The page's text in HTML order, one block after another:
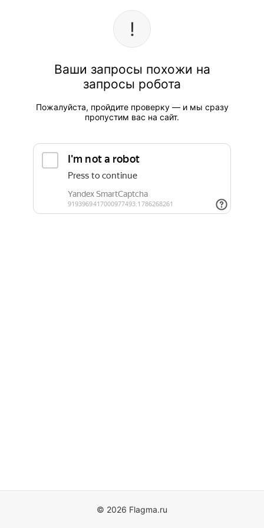
Ваши запросы похожи на
запросы робота
Пожалуйста, пройдите проверку — и мы сразу
пропустим вас на сайт.
© 2026 Flagma.ru